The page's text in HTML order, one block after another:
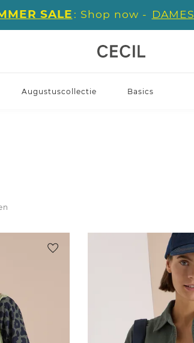
SALE : Shop now - DAMES
Augustuscollectie Basics